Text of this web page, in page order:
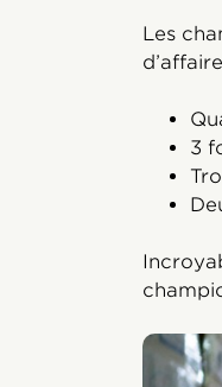
Les
3